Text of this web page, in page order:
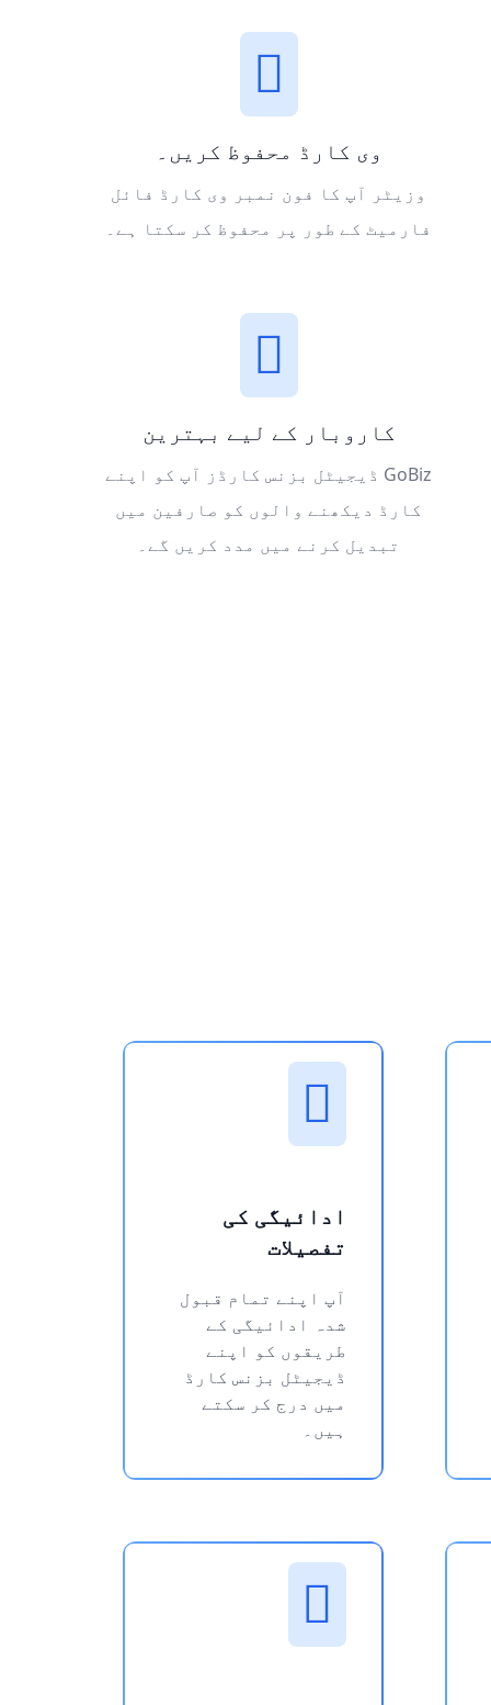
وی کارڈ محفوظ کریں۔
وزیٹر آپ کا فون نمبر وی کارڈ فائل
فارمیٹ کے طور پر محفوظ کر سکتا ہے۔
کاروبار کے لیے بہترین
GoBiz ڈیجیٹل بزنس کارڈز آپ کو اپنے
کارڈ دیکھنے والوں کو صارفین میں
تبدیل کرنے میں مدد کریں گے۔
ادائیگی کی
تفصیلات
آپ اپنے تمام قبول
شدہ ادائیگی کے
طریقوں کو اپنے
ڈیجیٹل بزنس کارڈ
میں درج کر سکتے
ہیں۔